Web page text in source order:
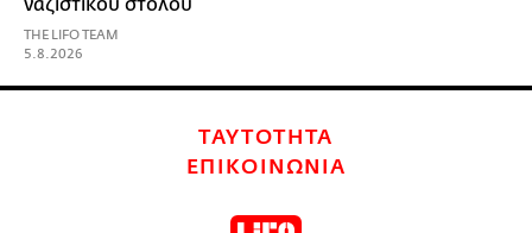
ναζιστικού στόλου
THE LIFO TEAM
5.8.2026
ΤΑΥΤΟΤΗΤΑ
ΕΠΙΚΟΙΝΩΝΙΑ